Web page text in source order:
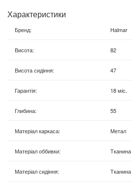
Характеристики
Бренд: Halmar
Висота: 82
Висота сидіння: 47
Гарантія: 18 міс.
Глибина: 55
Матеріал каркаса: Метал
Матеріал оббивки: Тканина
Матеріал сидіння: Тканина